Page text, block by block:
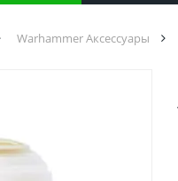
Warhammer Аксессуары